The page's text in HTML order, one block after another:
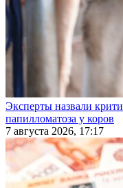
Эксперты назвали
папилломатоза у коров
7 августа 2026, 17:17